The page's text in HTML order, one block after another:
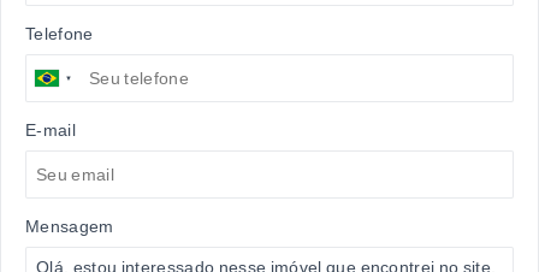
Telefone
E-mail
Mensagem